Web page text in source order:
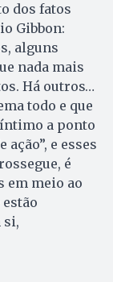
dos fatos
Gibbon:
alguns
nada mais
Há outros…
todo e que
a ponto
e esses
é
em meio ao
si,